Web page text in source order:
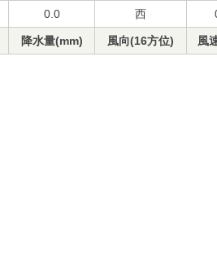
0.0 西
降水量(mm) 風向(16方位) 風